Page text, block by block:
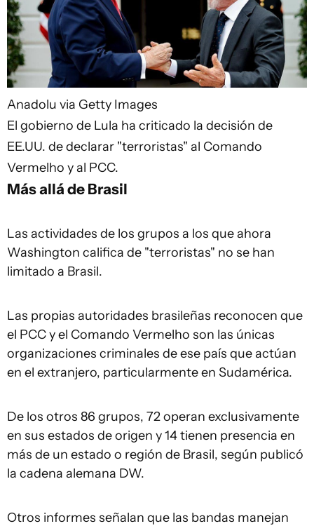
Anadolu via Getty Images
El gobierno de Lula ha criticado la decisión de
EE.UU. de declarar "terroristas" al Comando
Vermelho y al PCC.
Más allá de Brasil
Las actividades de los grupos a los que ahora
Washington califica de "terroristas" no se han
limitado a Brasil.
Las propias autoridades brasileñas reconocen que
el PCC y el Comando Vermelho son las únicas
organizaciones criminales de ese país que actúan
en el extranjero, particularmente en Sudamérica.
De los otros 86 grupos, 72 operan exclusivamente
en sus estados de origen y 14 tienen presencia en
más de un estado o región de Brasil, según publicó
la cadena alemana DW.
Otros informes señalan que las bandas manejan